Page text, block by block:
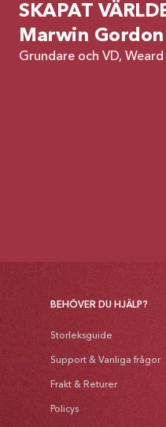
SKAPAT
Marwin Gordon
Grundare och VD, Weard
BEHÖVER DU HJÄLP?
Storleksguide
Support & Vanliga frågor
Frakt & Returer
Policys